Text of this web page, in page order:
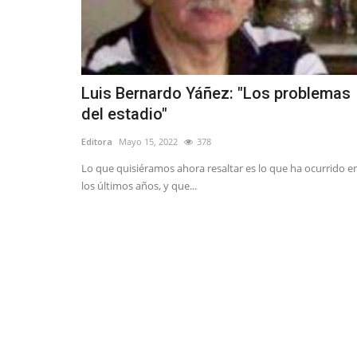
Luis Bernardo Yáñez: "Los problemas
del estadio"
Editora Mayo 15, 2022 378
Lo que quisiéramos ahora resaltar es lo que ha ocurrido
los últimos años, y que...